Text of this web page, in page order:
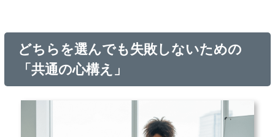
どちらを選んでも失敗しないための
「共通の心構え」